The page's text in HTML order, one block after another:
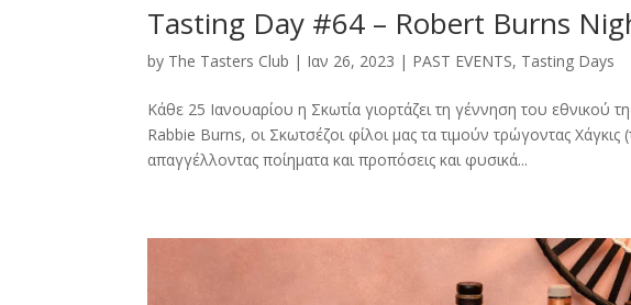
Tasting Day #64 – Robert Burns
by The Tasters Club | Ιαν 26, 2023 | PAST EVENTS, Tasting Days
Κάθε 25 Ιανουαρίου η Σκωτία γιορτάζει τη γέννηση του εθνικού
Rabbie Burns, oι Σκωτσέζοι φίλοι μας τα τιμούν τρώγοντας
απαγγέλλοντας ποίηματα και προπόσεις και φυσικά...